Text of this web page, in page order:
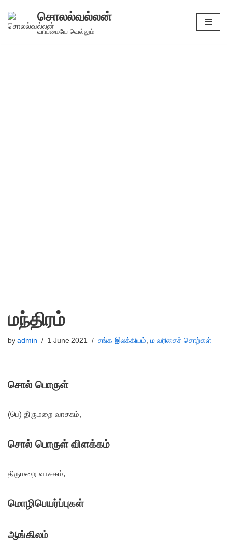
Skip
சொலல்வல்லன்
வாய்மையே வெல்லும்
மந்திரம்
by admin 1 June 2021 சங்க இலக்கியம், ம வரிசைச் சொற்கள்
சொல் பொருள்
(பெ) திருமறை வாசகம்,
சொல் பொருள் விளக்கம்
திருமறை வாசகம்,
மொழிபெயர்ப்புகள்
ஆங்கிலம்